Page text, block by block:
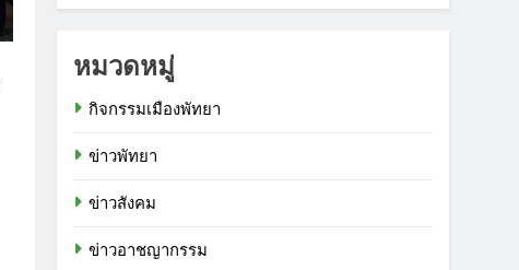
หมวดหมู่
กิจกรรมเมืองพัทยา
ข่าวพัทยา
ข่าวสังคม
ข่าวอาชญากรรม